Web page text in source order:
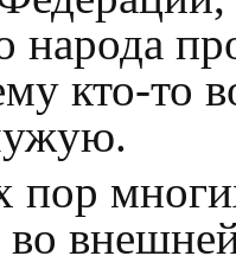
народа
кто-то
пор
во